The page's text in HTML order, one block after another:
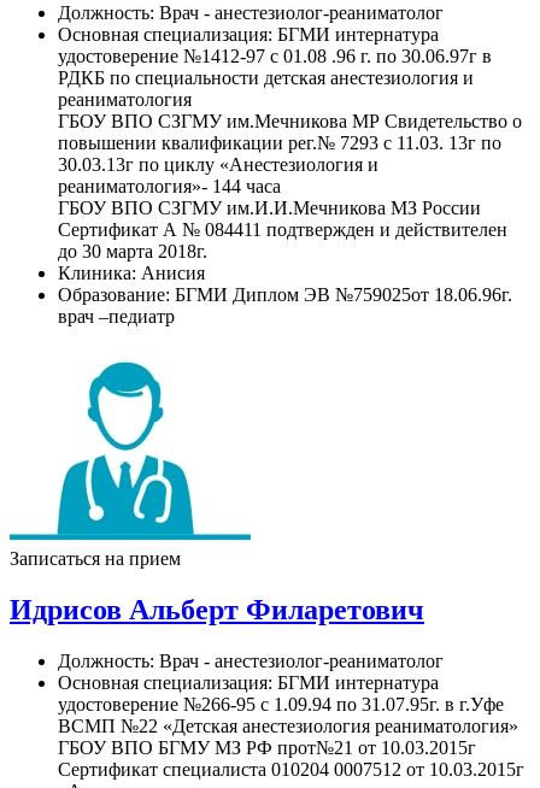
Должность: Врач - анестезиолог-реаниматолог
Основная специализация: БГМИ интернатура
удостоверение №1412-97 с 01.08 .96 г. по 30.06.97г в
РДКБ по специальности детская анестезиология и
реаниматология
ГБОУ ВПО СЗГМУ им.Мечникова МР Свидетельство о
повышении квалификации рег.№ 7293 с 11.03. 13г по
30.03.13г по циклу «Анестезиология и
реаниматология»- 144 часа
ГБОУ ВПО СЗГМУ им.И.И.Мечникова МЗ России
Сертификат А № 084411 подтвержден и действителен
до 30 марта 2018г.
Клиника: Анисия
Образование: БГМИ Диплом ЭВ №759025от 18.06.96г.
врач –педиатр
Записаться на прием
Идрисов Альберт Филаретович
Должность: Врач - анестезиолог-реаниматолог
Основная специализация: БГМИ интернатура
удостоверение №266-95 с 1.09.94 по 31.07.95г. в г.Уфе
ВСМП №22 «Детская анестезиология реаниматология»
ГБОУ ВПО БГМУ МЗ РФ прот№21 от 10.03.2015г
Сертификат специалиста 010204 0007512 от 10.03.2015г